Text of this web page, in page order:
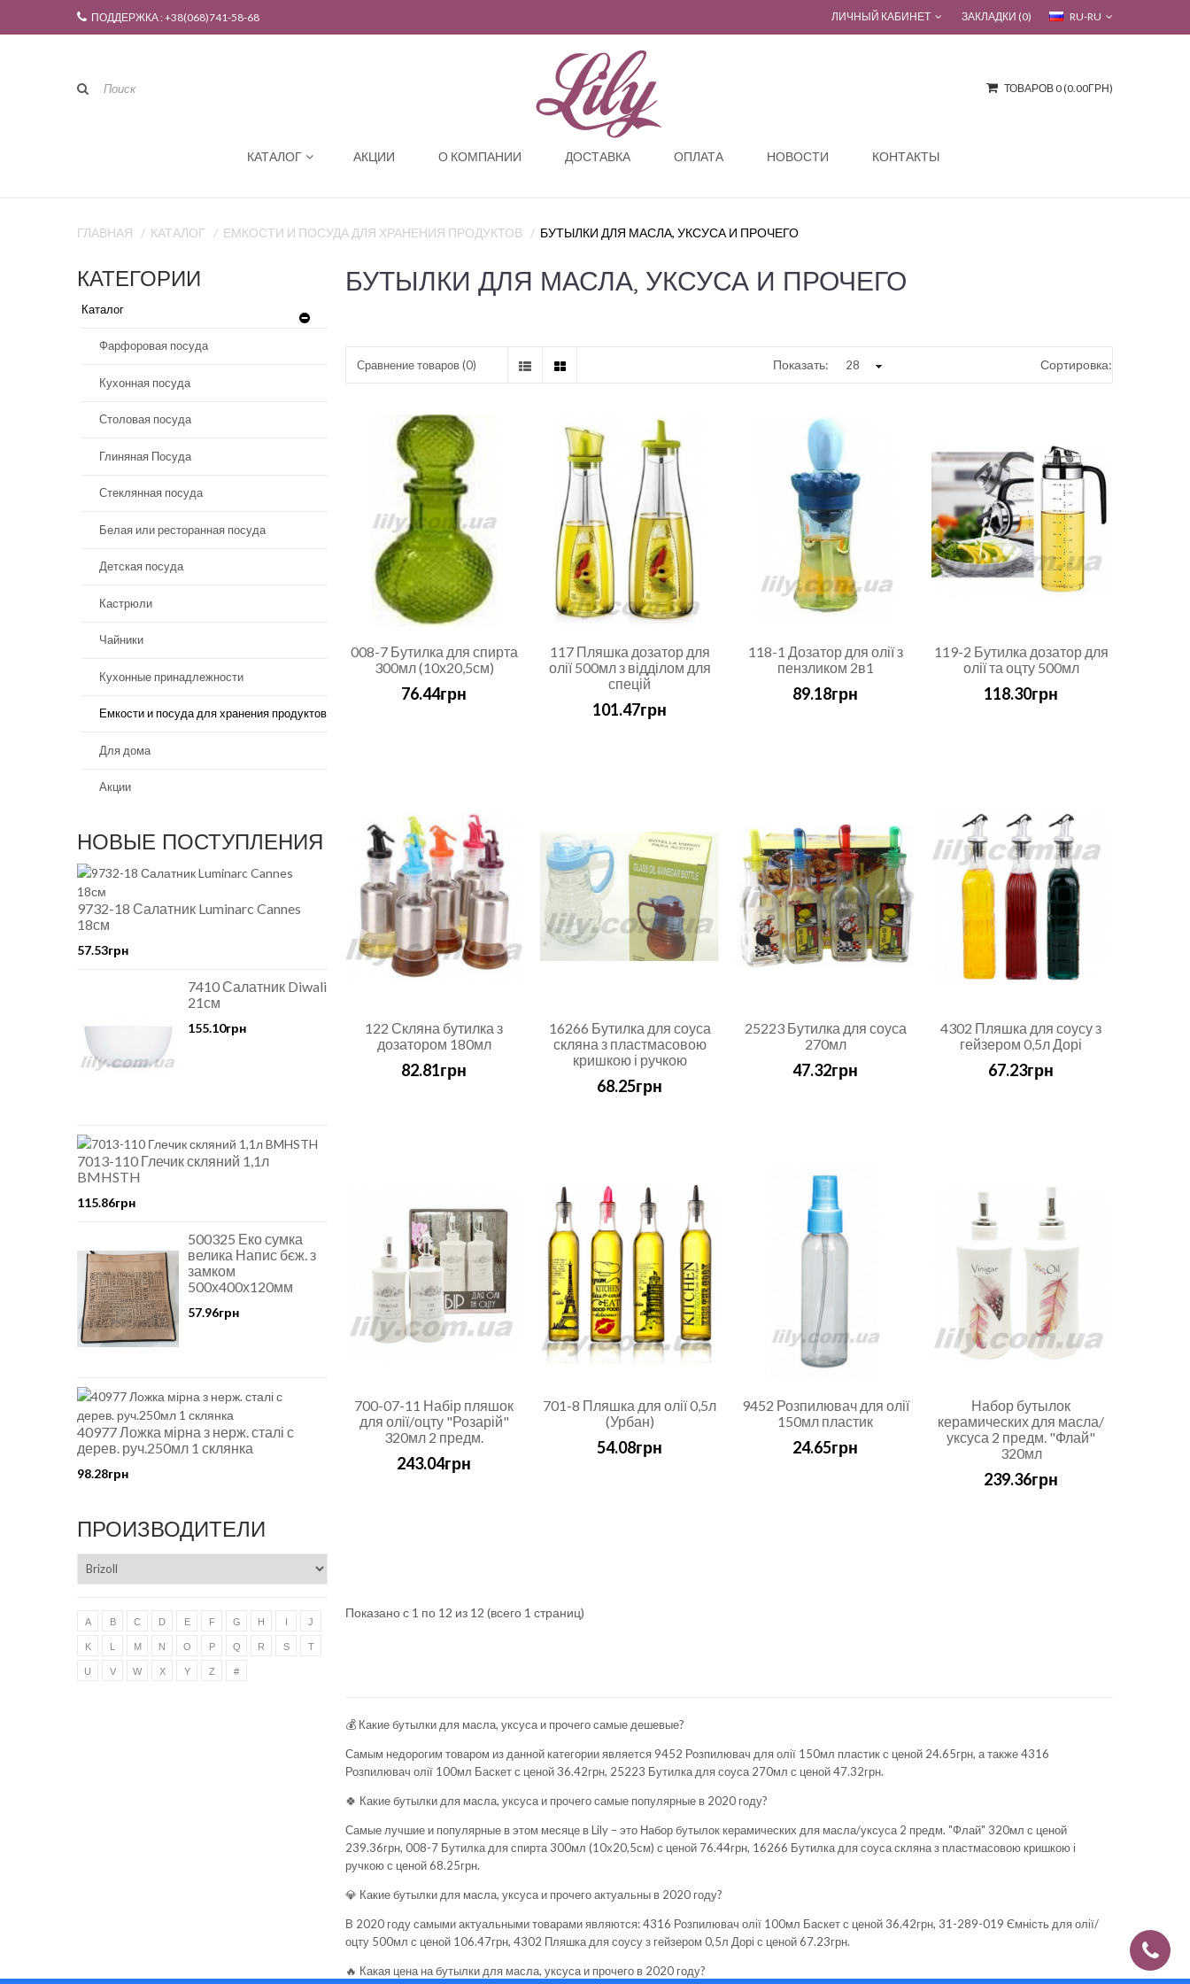
ПОДДЕРЖКА : +38(068)741-58-68 RU-RU
ЛИЧНЫЙ КАБИНЕТ ЗАКЛАДКИ (0)
ТОВАРОВ 0 (0.00ГРН)
КАТАЛОГ АКЦИИ О КОМПАНИИ ДОСТАВКА ОПЛАТА НОВОСТИ КОНТАКТЫ
ГЛАВНАЯ КАТАЛОГ ЕМКОСТИ И ПОСУДА ДЛЯ ХРАНЕНИЯ ПРОДУКТОВ БУТЫЛКИ ДЛЯ МАСЛА, УКСУСА И ПРОЧЕГО
КАТЕГОРИИ
Каталог
Фарфоровая посуда
Кухонная посуда
Столовая посуда
Глиняная Посуда
Стеклянная посуда
Белая или ресторанная посуда
Детская посуда
Кастрюли
Чайники
Кухонные принадлежности
Емкости и посуда для хранения продуктов
Для дома
Акции
НОВЫЕ ПОСТУПЛЕНИЯ
9732-18 Салатник Luminarc Cannes
18см
57.53грн
7410 Салатник Diwali
21см
155.10грн
7013-110 Глечик скляний 1,1л
BMHSTH
115.86грн
500325 Еко сумка
велика Напис бєж. з
замком
500х400х120мм
57.96грн
40977 Ложка мірна з нерж. сталі с
дерев. руч.250мл 1 склянка
98.28грн
ПРОИЗВОДИТЕЛИ
A B C D E F G H I J
K L M N O P Q R S T
U V W X Y Z #
БУТЫЛКИ ДЛЯ МАСЛА, УКСУСА И ПРОЧЕГО
Сравнение товаров (0) Сортировка:
Показать:
008-7 Бутилка для спирта
300мл (10х20,5см)
76.44грн
117 Пляшка дозатор для
олії 500мл з відділом для
спецій
101.47грн
118-1 Дозатор для олії з
пензликом 2в1
89.18грн
119-2 Бутилка дозатор для
олії та оцту 500мл
118.30грн
122 Скляна бутилка з
дозатором 180мл
82.81грн
16266 Бутилка для соуса
скляна з пластмасовою
кришкою і ручкою
68.25грн
25223 Бутилка для соуса
270мл
47.32грн
4302 Пляшка для соусу з
гейзером 0,5л Дорі
67.23грн
700-07-11 Набір пляшок
для олії/оцту "Розарій"
320мл 2 предм.
243.04грн
701-8 Пляшка для олії 0,5л
(Урбан)
54.08грн
9452 Розпилювач для олії
150мл пластик
24.65грн
Набор бутылок
керамических для масла/
уксуса 2 предм. "Флай"
320мл
239.36грн
Показано с 1 по 12 из 12 (всего 1 страниц)
💰 Какие бутылки для масла, уксуса и прочего самые дешевые?
Самым недорогим товаром из данной категории является 9452 Розпилювач для олії 150мл пластикс ценой 24.65грн, а также4316
Розпилювач олії 100мл Баскетс ценой 36.42грн, 25223 Бутилка для соуса 270мл с ценой 47.32грн.
🍀 Какие бутылки для масла, уксуса и прочего самые популярные в 2020 году?
Самые лучшие и популярные в этом месяце в Lily – это Набор бутылок керамических для масла/уксуса 2 предм. "Флай" 320мл с ценой
239.36грн, 008-7 Бутилка для спирта 300мл (10х20,5см) с ценой 76.44грн, 16266 Бутилка для соуса скляна з пластмасовою кришкою і
ручкоюс ценой 68.25грн.
💎 Какие бутылки для масла, уксуса и прочего актуальны в 2020 году?
В 2020 году самыми актуальными товарами являются:4316 Розпилювач олії 100мл Баскетс ценой 36.42грн, 31-289-019 Ємність для олії/
оцту 500мл с ценой 106.47грн, 4302 Пляшка для соусу з гейзером 0,5л Дорі с ценой 67.23грн.
🔥 Какая цена на бутылки для масла, уксуса и прочего в 2020 году?